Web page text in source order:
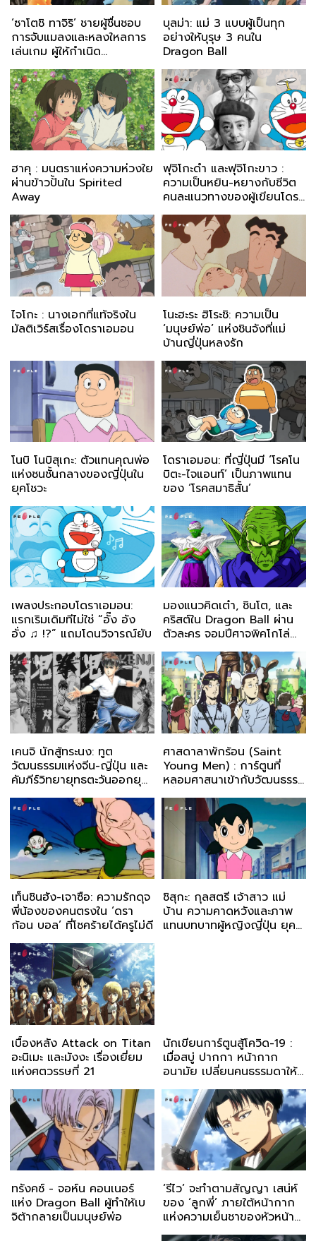
‘ซาโตชิ ทาจิริ’ ชายผู้ชื่นชอบ
การจับแมลงและหลงใหลการ
เล่นเกม ผู้ให้กำเนิด
Pokémon
บุลม่า: แม่ 3 แบบผู้เป็นทุก
อย่างให้บุรุษ 3 คนใน
Dragon Ball
ฮาคุ : มนตราแห่งความห่วงใย
ผ่านข้าวปั้นใน Spirited
Away
ฟุจิโกะดำ และฟุจิโกะขาว :
ความเป็นหยิน-หยางกับชีวิต
คนละแนวทางของผู้เขียนโดรา
เอมอน
ไจโกะ : นางเอกที่แท้จริงใน
มัลติเวิร์สเรื่องโดราเอมอน
โนะฮะระ ฮิโระชิ: ความเป็น
‘มนุษย์พ่อ’ แห่งชินจังที่แม่
บ้านญี่ปุ่นหลงรัก
โนบิ โนบิสุเกะ: ตัวแทนคุณพ่อ
แห่งชนชั้นกลางของญี่ปุ่นใน
ยุคโชวะ
โดราเอมอน: ที่ญี่ปุ่นมี ‘โรคโน
บิตะ-ไจแอนท์’ เป็นภาพแทน
ของ ‘โรคสมาธิสั้น’
เพลงประกอบโดราเอมอน:
แรกเริมเดิมทีไม่ใช่ “อั๊ง อัง
อั่ง ♫ !?” แถมโดนวิจารณ์ยับ
มองแนวคิดเต๋า, ชินโต, และ
คริสต์ใน Dragon Ball ผ่าน
ตัวละคร จอมปีศาจพิคโกโล่
และ พระเจ้า
เคนจิ นักสู้ทระนง: ทูต
วัฒนธรรมแห่งจีน-ญี่ปุ่น และ
คัมภีร์วิทยายุทธตะวันออกยุค
ใหม่
ศาสดาลาพักร้อน (Saint
Young Men) : การ์ตูนที่
หลอมศาสนาเข้ากับวัฒนธรรม
ญี่ปุ่นได้อย่างลงตัว
เท็นชินฮัง-เจาซือ: ความรักดุจ
พี่น้องของคนตรงใน ‘ดรา
ก้อน บอล’ ที่โชคร้ายได้ครูไม่ดี
ชิสุกะ: กุลสตรี เจ้าสาว แม่
บ้าน ความคาดหวังและภาพ
แทนบทบาทผู้หญิงญี่ปุ่น ยุค
เบื้องหลัง Attack on Titan
อะนิเมะ และมังงะ เรื่องเยี่ยม
แห่งศตวรรษที่ 21
นักเขียนการ์ตูนสู้โควิด-19 :
เมื่อสบู่ ปากกา หน้ากาก
อนามัย เปลี่ยนคนธรรมดาให้
กลายเป็นฮีโร่
ทรังคซ์ - จอห์น คอนเนอร์
แห่ง Dragon Ball ผู้ทำให้เบ
จิต้ากลายเป็นมนุษย์พ่อ
‘รีไว’ จะทำตามสัญญา เสน่ห์
ของ ‘ลูกพี่’ ภายใต้หน้ากาก
แห่งความเย็นชาของหัวหน้า
ทหารทีมสำรวจ